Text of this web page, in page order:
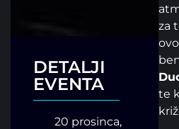
za
te
DETALJI
EVENTA
20 prosinca,